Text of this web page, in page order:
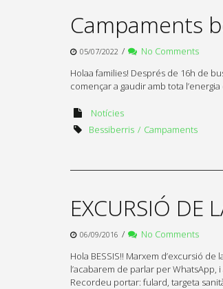
Campaments
05/07/2022 /
No Comments
Holaa families! Després de 16h de
començar a gaudir amb tota
Notícies
Bessiberris
Campaments
EXCURSIÓ DE
06/09/2016 /
No Comments
Hola BESSIS!! Marxem d’excursió
l’acabarem de parlar per WhatsApp,
Recordeu portar: fulard, targeta